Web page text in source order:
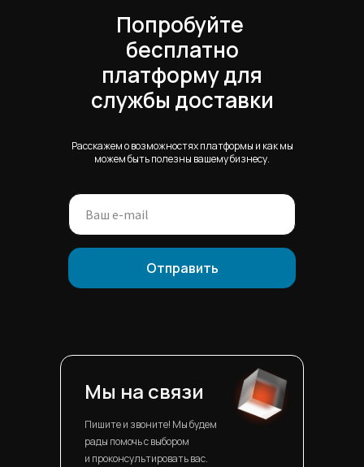
Попробуйте
бесплатно
платформу для
службы доставки
Расскажем о возможностях платформы и как мы
можем быть полезны вашему бизнесу.
Отправить
Пишите и звоните! Мы будем
рады помочь с выбором
и проконсультировать вас.
Мы на связи